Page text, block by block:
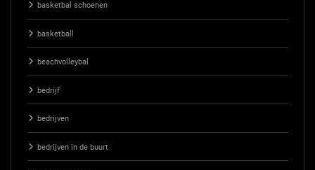
basketbal schoenen
basketball
beachvolleybal
bedrijf
bedrijven
bedrijven in de buurt